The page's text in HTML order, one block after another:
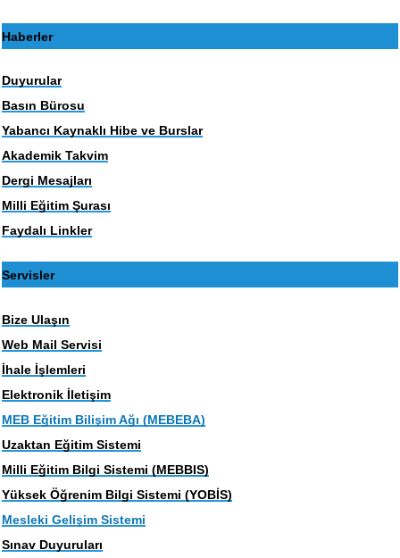
Haberler
Duyurular
Basın Bürosu
Yabancı Kaynaklı Hibe ve Burslar
Akademik Takvim
Dergi Mesajları
Milli Eğitim Şurası
Faydalı Linkler
Servisler
Bize Ulaşın
Web Mail Servisi
İhale İşlemleri
Elektronik İletişim
MEB Eğitim Bilişim Ağı (MEBEBA)
Uzaktan Eğitim Sistemi
Milli Eğitim Bilgi Sistemi (MEBBIS)
Yüksek Öğrenim Bilgi Sistemi (YOBİS)
Mesleki Gelişim Sistemi
Sınav Duyuruları